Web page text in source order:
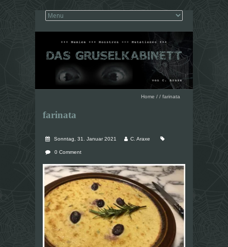
Home / / farinata
farinata
Sonntag, 31. Januar 2021 C. Araxe
0 Comment